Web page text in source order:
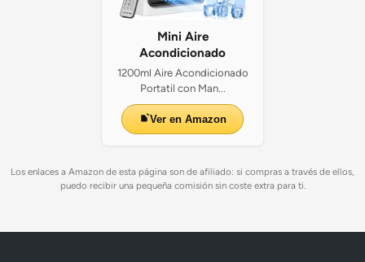
Mini Aire
Acondicionado
1200ml Aire Acondicionado
Portatil con Man...
Ver en Amazon
Los enlaces a Amazon de esta página son de afiliado: si compras a través de ellos,
puedo recibir una pequeña comisión sin coste extra para ti.